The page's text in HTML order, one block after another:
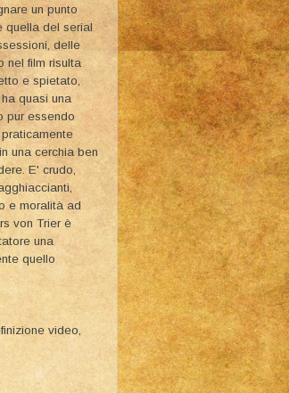
un punto
quella del serial
delle
nel film risulta
e spietato,
quasi una
pur essendo
una cerchia ben
E' crudo,
e moralità ad
von Trier è
una
quello
video,